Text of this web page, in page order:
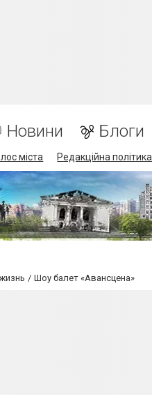
Новини Блоги
міста Редакційна політика
Шоу балет «Авансцена»